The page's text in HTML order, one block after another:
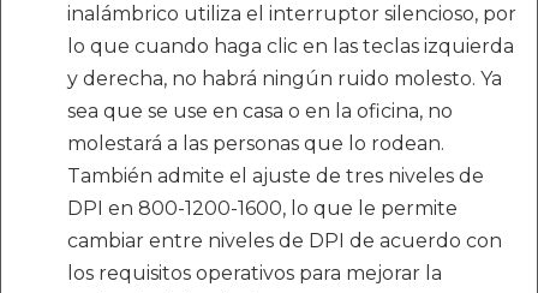
inalámbrico utiliza el interruptor silencioso, por
lo que cuando haga clic en las teclas izquierda
y derecha, no habrá ningún ruido molesto. Ya
sea que se use en casa o en la oficina, no
molestará a las personas que lo rodean.
También admite el ajuste de tres niveles de
DPI en 800-1200-1600, lo que le permite
cambiar entre niveles de DPI de acuerdo con
los requisitos operativos para mejorar la